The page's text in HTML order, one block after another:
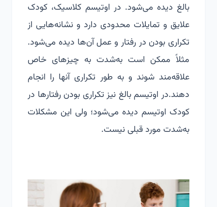
بالغ دیده می‌شود. در اوتیسم کلاسیک، کودک
علایق و تمایلات محدودی دارد و نشانه‌هایی از
تکراری بودن در رفتار و عمل آن‌ها دیده می‌شود.
مثلاً ممکن است به‌شدت به چیزهای خاص
علاقه‌مند شوند و به طور تکراری آنها را انجام
دهند.در اوتیسم بالغ نیز تکراری بودن رفتارها در
کودک اوتیسم دیده می‌شود؛ ولی این مشکلات
به‌شدت مورد قبلی نیست.